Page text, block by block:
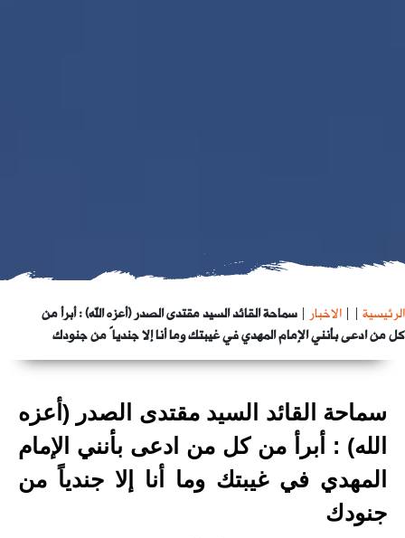
الرئيسية |
| الاخبار | سماحة القائد السيد مقتدى الصدر (أعزه الله) : أبرأ من
كل من ادعى بأنني الإمام المهدي في غيبتك وما أنا إلا جندياً من جنودك
سماحة القائد السيد مقتدى الصدر (أعزه
الله) : أبرأ من كل من ادعى بأنني الإمام
المهدي في غيبتك وما أنا إلا جندياً من
جنودك